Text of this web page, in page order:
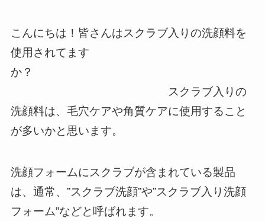
こんにちは！皆さんはスクラブ入りの洗顔料を
使用されてます
か？
スクラブ入りの
洗顔料は、毛穴ケアや角質ケアに使用すること
が多いかと思います。
洗顔フォームにスクラブが含まれている製品
は、通常、”スクラブ洗顔”や”スクラブ入り洗顔
フォーム”などと呼ばれます。